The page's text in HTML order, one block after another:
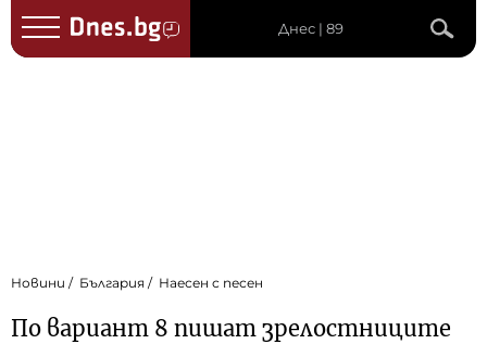
Днес | 89
Новини България Наесен с песен
По вариант 8 пишат зрелостниците